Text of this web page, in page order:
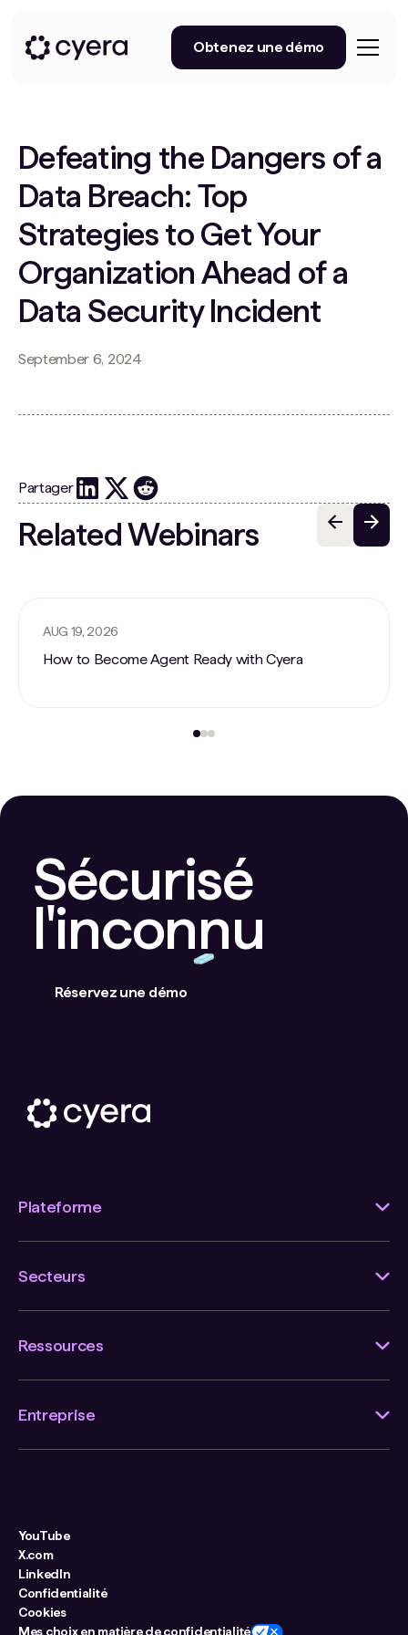
Obtenez une démo
Defeating the Dangers of a
Data Breach: Top
Strategies to Get Your
Organization Ahead of a
Data Security Incident
September 6, 2024
Partager
Related Webinars
AUG 19, 2026
How to Become Agent Ready with Cyera
Sécurisé
l'inconnu
Réservez une démo
Plateforme
Secteurs
Ressources
Entreprise
YouTube
X.com
LinkedIn
Confidentialité
Cookies
Mes choix en matière de confidentialité